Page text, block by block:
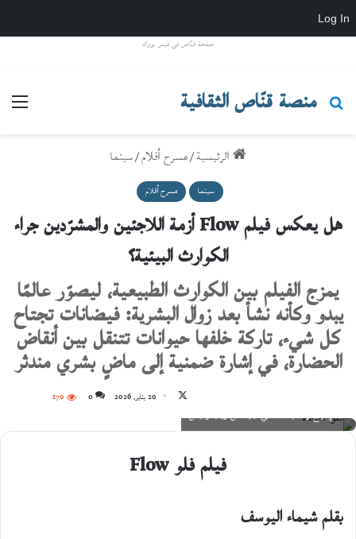
Log In
صفحة قنّاص في فيس بووك
منصة قنّاص الثقافية
بحث عن
الرئيسية/مسرح أفلام/سينما
سينما مسرح أفلام
هل يعكس فيلم Flow أزمة اللاجئين والمشرّدين جراء
الكوارث البيئية؟
يمزج الفيلم بين الكوارث الطبيعية، ليصوّر عالمًا
يبدو وكأنه نشأ بعد زوال البشرية: فيضانات تجتاح
كل شيء، تاركة خلفها حيوانات تتنقل بين أنقاض
الحضارة، في إشارة ضمنية إلى ماضٍ بشري مندثر
X
20 يناير، 2026 0
170
إخراج وكتابة اللاتفي جينتس زيلبالوديس
فيلم فلوFlow
بقلم شيماء اليوسف